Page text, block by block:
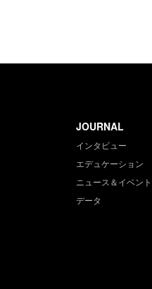
JOURNAL
インタビュー
エデュケーション
ニュース＆イベント
データ